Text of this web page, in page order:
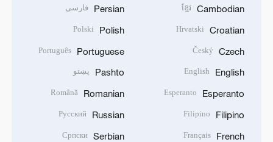
Cambodian
ខ្មែរ
Croatian
Hrvatski
Czech
Český
English
English
Esperanto
Esperanto
Filipino
Filipino
French
Français
Persian فارسی
Polish
Polski
Portuguese
Português
Pashto پښتو
Romanian
Română
Russian
Русский
Serbian
Српски